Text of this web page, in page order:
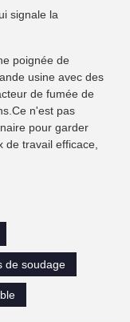
signale la
poignée de
usine avec des
de fumée de
n'est pas
pour garder
travail efficace,
de soudage